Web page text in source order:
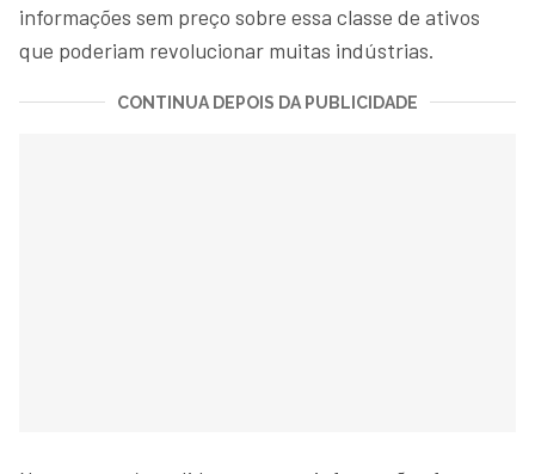
informações sem preço sobre essa classe de ativos
que poderiam revolucionar muitas indústrias.
CONTINUA DEPOIS DA PUBLICIDADE